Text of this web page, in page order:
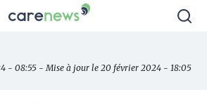
Carenews,
des
- 08:55 - Mise à jour le 20 février 2024 - 18:05